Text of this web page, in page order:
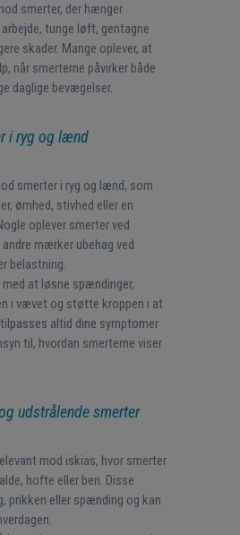
smerter, der hænger
tunge løft, gentagne
skader. Mange oplever, at
når smerterne påvirker både
daglige bevægelser.
i ryg og lænd
smerter i ryg og lænd, som
ømhed, stivhed eller en
oplever smerter ved
mærker ubehag ved
belastning.
at løsne spændinger,
i vævet og støtte kroppen i at
altid dine symptomer
til, hvordan smerterne viser
udstrålende smerter
mod iskias, hvor smerter
hofte eller ben. Disse
prikken eller spænding og kan